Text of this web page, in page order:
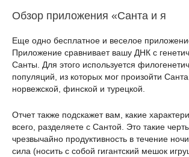
Обзор приложения «Санта и я
Еще одно бесплатное и веселое
Приложение сравнивает вашу ДНК с
Санты. Для этого используется
популяций, из которых мог произойти
норвежской, финской и турецкой.
Отчет также подскажет вам, какие
всего, разделяете с Сантой. Это такие
чрезвычайно продуктивность в течение
сила (носить с собой гигантский мешок